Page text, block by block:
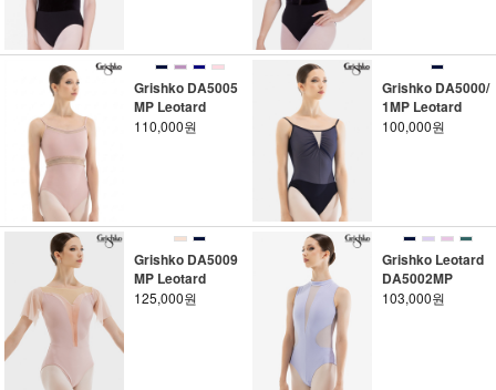
Grishko DA5005
MP Leotard
110,000원
Grishko DA5000/
1MP Leotard
100,000원
Grishko DA5009
MP Leotard
125,000원
Grishko Leotard
DA5002MP
103,000원